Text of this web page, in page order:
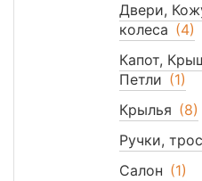
Двери,
колеса (4)
Капот,
Петли (1)
Крылья (8)
Ручки,
Салон (1)